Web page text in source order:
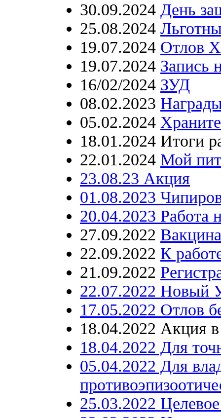
30.09.2024 День
25.08.2024
19.07.2024 Отлов
19.07.2024 Запись
16/02/2024 ЗУД
08.02.2023
05.02.2024
18.01.2024 Итоги
22.01.2024 Мой
23.08.23 Акция
01.08.2023
20.04.2023 Работа
27.09.2022
22.09.2022 К
21.09.2022
22.07.2022 Новый
17.05.2022 Отлов
18.04.2022 Акция
18.04.2022 Для
05.04.2022 Для
25.03.2022